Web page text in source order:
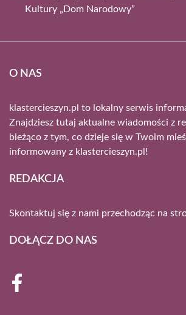
Kultury „Dom Narodowy”
O NAS
klastercieszyn.pl to lokalny serwis
Znajdziesz tutaj aktualne wiadomości z
bieżąco z tym, co dzieje się w Twoim
informowany z klastercieszyn.pl!
REDAKCJA
Skontaktuj się z nami przechodząc na
DOŁĄCZ DO NAS